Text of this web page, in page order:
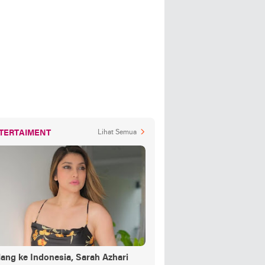
Lihat Semua
ke Indonesia, Sarah Azhari